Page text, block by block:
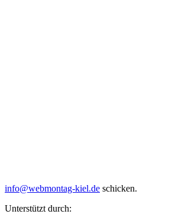
info@webmontag-kiel.de schicken.
Unterstützt durch: